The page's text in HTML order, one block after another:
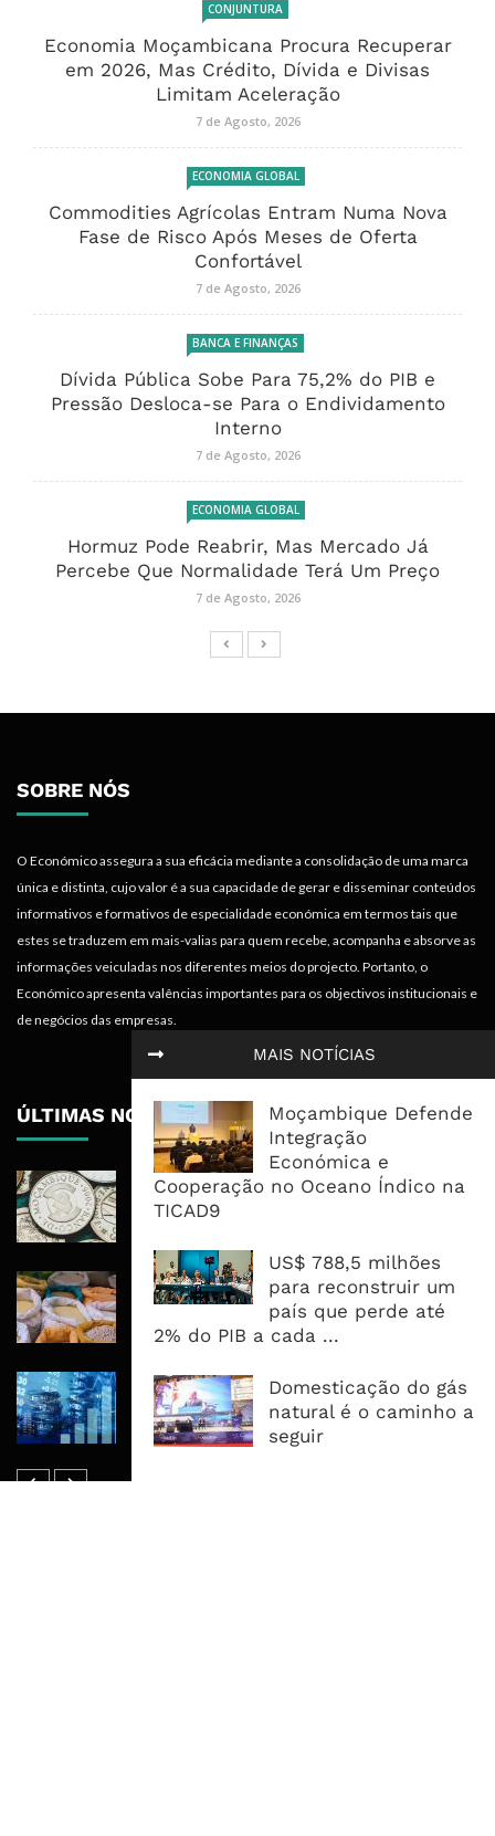
MAIS NOTÍCIAS
Moçambique Defende
Integração
Económica e
Cooperação no Oceano Índico na
TICAD9
US$ 788,5 milhões
para reconstruir um
país que perde até
2% do PIB a cada ...
Domesticação do gás
natural é o caminho a
seguir
CONJUNTURA
Economia Moçambicana Procura Recuperar
em 2026, Mas Crédito, Dívida e Divisas
Limitam Aceleração
7 de Agosto, 2026
ECONOMIA GLOBAL
Commodities Agrícolas Entram Numa Nova
Fase de Risco Após Meses de Oferta
Confortável
7 de Agosto, 2026
BANCA E FINANÇAS
Dívida Pública Sobe Para 75,2% do PIB e
Pressão Desloca-se Para o Endividamento
Interno
7 de Agosto, 2026
ECONOMIA GLOBAL
Hormuz Pode Reabrir, Mas Mercado Já
Percebe Que Normalidade Terá Um Preço
7 de Agosto, 2026
SOBRE NÓS
O Económico assegura a sua eficácia mediante a consolidação de uma marca
única e distinta, cujo valor é a sua capacidade de gerar e disseminar conteúdos
informativos e formativos de especialidade económica em termos tais que
estes se traduzem em mais-valias para quem recebe, acompanha e absorve as
informações veiculadas nos diferentes meios do projecto. Portanto, o
Económico apresenta valências importantes para os objectivos institucionais e
de negócios das empresas.
ÚLTIMAS NOTÍCIAS
Economia Moçambicana Procura
Recuperar em 2026, Mas Crédito,
Commodities Agrícolas Entram Numa
Nova Fase de Risco Após Meses de
Oferta Confortável
Dívida Pública Sobe Para 75,2% do
PIB e Pressão Desloca-se Para o
Endividamento Interno